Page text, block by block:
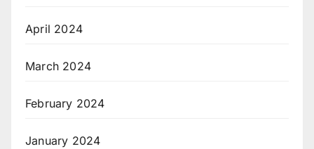
April 2024
March 2024
February 2024
January 2024